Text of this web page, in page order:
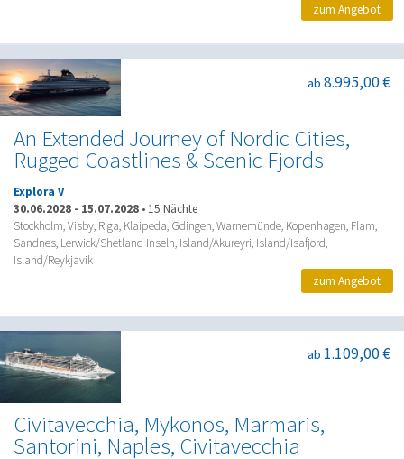
zum Angebot
An Extended Journey of Nordic Cities,
Rugged Coastlines & Scenic Fjords
ab 8.995,00 €
Explora V
30.06.2028 - 15.07.2028 • 15 Nächte
Stockholm, Visby, Riga, Klaipeda, Gdingen, Warnemünde, Kopenhagen, Flam,
Sandnes, Lerwick/Shetland Inseln, Island/Akureyri, Island/Isafjord,
Island/Reykjavik
zum Angebot
Civitavecchia, Mykonos, Marmaris,
Santorini, Naples, Civitavecchia
ab 1.109,00 €